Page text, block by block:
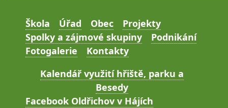
Škola Úřad Obec
Projekty
Spolky a zájmové skupiny
Podnikání
Fotogalerie
Kontakty
Kalendář využití hřiště, parku a
Besedy
Facebook Oldřichov v Hájích